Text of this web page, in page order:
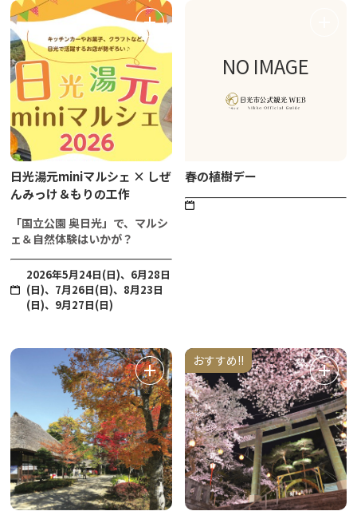
日光湯元miniマルシェ × しぜ
んみっけ＆もりの工作
「国立公園 奥日光」で、マルシ
ェ＆自然体験はいかが？
2026年5月24日(日)、6月28日
(日)、7月26日(日)、8月23日
(日)、9月27日(日)
NO IMAGE
春の植樹デー
おすすめ!!